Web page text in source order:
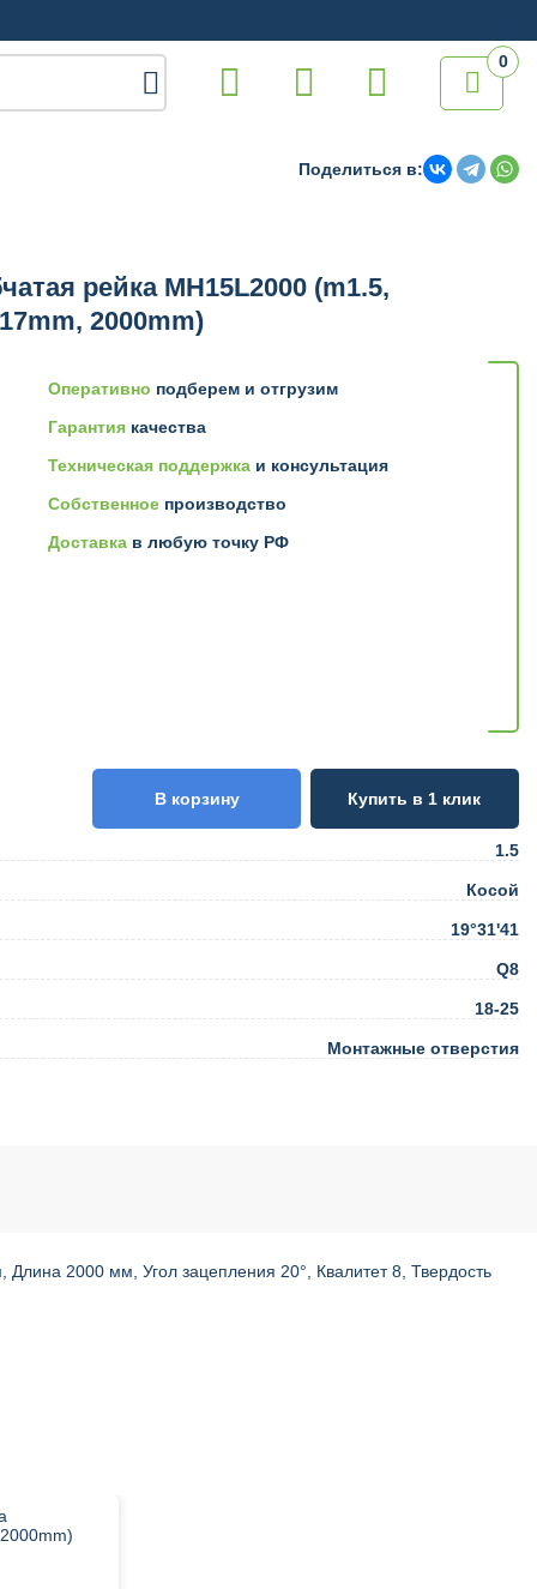

0
Поделиться в:
рейка MH15L2000 (m1.5,
2000mm)
1.5
Косой
19°31'41
Q8
18-25
Монтажные отверстия
Оперативно подберем и отгрузим
Гарантия качества
Техническая поддержка и консультация
Собственное производство
Доставка в любую точку РФ
В корзину Купить в 1 клик
2000 мм, Угол зацепления 20°, Квалитет 8, Твердость